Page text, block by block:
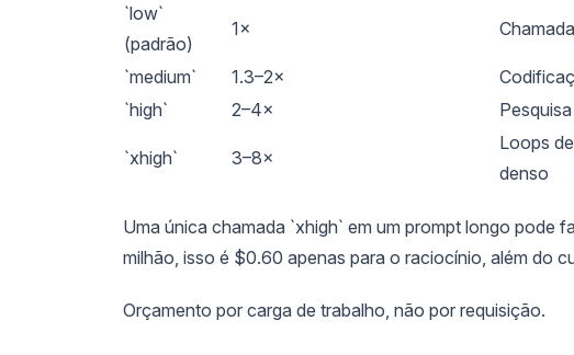
`low`
(padrão)
1×
`medium` 1.3–2×
`high`
2–4×
`xhigh` 3–8×
Loops
denso
Uma única chamada `xhigh` em um prompt longo pode
milhão, isso é $0.60 apenas para o raciocínio, além do
Orçamento por carga de trabalho, não por requisição.